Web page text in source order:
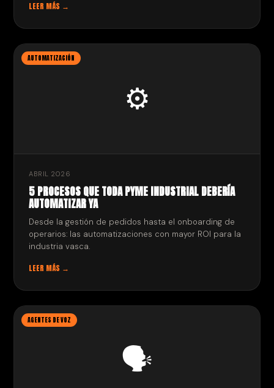
LEER MÁS →
⚙️
AUTOMATIZACIÓN
ABRIL 2026
5 PROCESOS QUE TODA PYME INDUSTRIAL DEBERÍA
AUTOMATIZAR YA
Desde la gestión de pedidos hasta el onboarding de
operarios: las automatizaciones con mayor ROI para la
industria vasca.
LEER MÁS →
🗣️
AGENTES DE VOZ